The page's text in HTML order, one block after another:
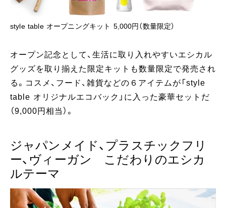
style table オープニングキット 5,000円（数量限定）
オープン記念として、生活に取り入れやすいエシカル
グッズを取り揃えた限定キットも数量限定で発売され
る。コスメ、フード、雑貨などの６アイテムが「style
table オリジナルエコバック」に入った豪華セットだ
（9,000円相当）。
ジャパンメイド、プラスチックフリ
ー、ヴィーガン こだわりのエシカ
ルテーマ